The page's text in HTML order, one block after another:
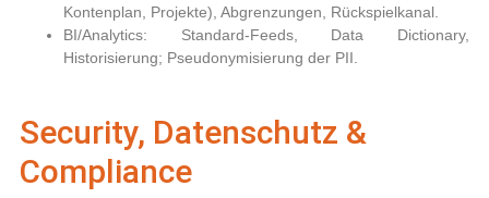
Kontenplan, Projekte), Abgrenzungen, Rückspielkanal.
BI/Analytics: Standard-Feeds, Data Dictionary,
Historisierung; Pseudonymisierung der PII.
Security, Datenschutz &
Compliance